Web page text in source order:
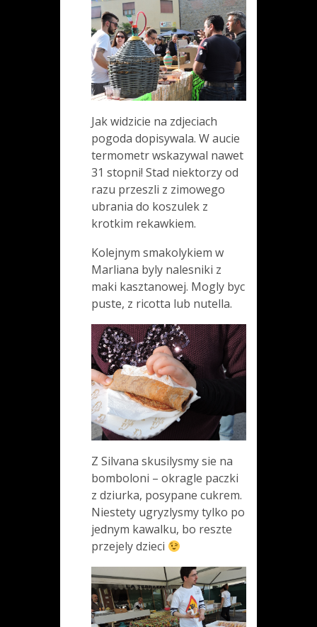
Jak widzicie na zdjeciach
pogoda dopisywala. W aucie
termometr wskazywal nawet
31 stopni! Stad niektorzy od
razu przeszli z zimowego
ubrania do koszulek z
krotkim rekawkiem.
Kolejnym smakolykiem w
Marliana byly nalesniki z
maki kasztanowej. Mogly byc
puste, z ricotta lub nutella.
Z Silvana skusilysmy sie na
bomboloni – okragle paczki
z dziurka, posypane cukrem.
Niestety ugryzlysmy tylko po
jednym kawalku, bo reszte
przejely dzieci